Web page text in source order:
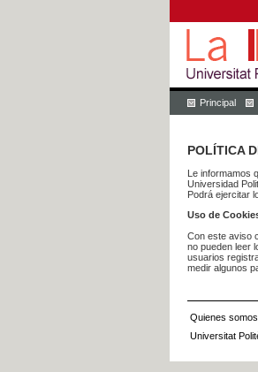
Principal
POLÍTICA
Le informamos
Universidad
Podrá ejercitar
Uso de
Con este aviso
no pueden leer
usuarios
medir algunos
Quienes somos
Universitat